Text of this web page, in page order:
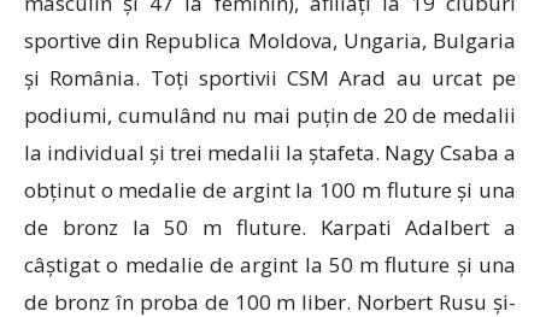
sportive din Republica Moldova, Ungaria, Bulgaria
și România. Toți sportivii CSM Arad au urcat pe
podiumi, cumulând nu mai puțin de 20 de medalii
la individual și trei medalii la ștafeta. Nagy Csaba a
obținut o medalie de argint la 100 m fluture și una
de bronz la 50 m fluture. Karpati Adalbert a
câștigat o medalie de argint la 50 m fluture și una
de bronz în proba de 100 m liber. Norbert Rusu și-